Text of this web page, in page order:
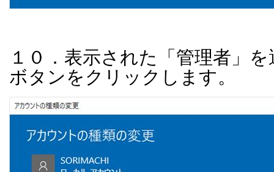
１０．表示された「管理者」
ボタンをクリックします。